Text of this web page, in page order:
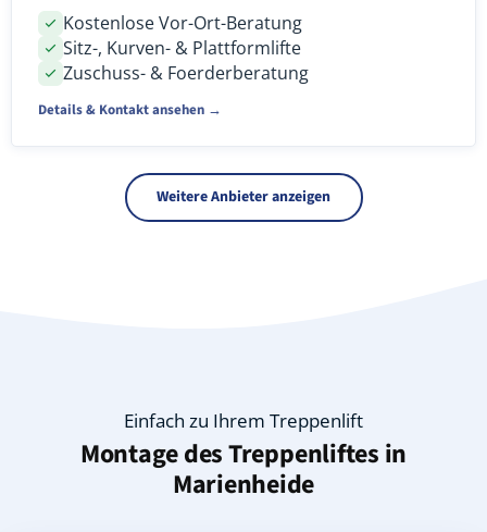
Kostenlose Vor-Ort-Beratung
Sitz-, Kurven- & Plattformlifte
Zuschuss- & Foerderberatung
Details & Kontakt ansehen →
Weitere Anbieter anzeigen
Einfach zu Ihrem Treppenlift
Montage des Treppenliftes in
Marienheide